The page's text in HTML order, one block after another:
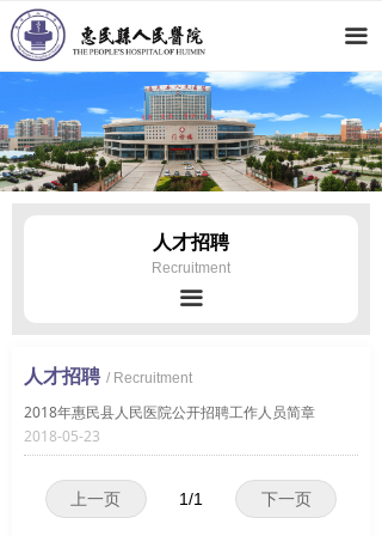
끀
网站首页
医院概况
新闻动态
科室导航
就医指南
人才招聘 / Recruitment
2018年惠民县人民医院公开招聘工作人员简章
2018-05-23
上一页 下一页
1/1
人才招聘
Recruitment
끀